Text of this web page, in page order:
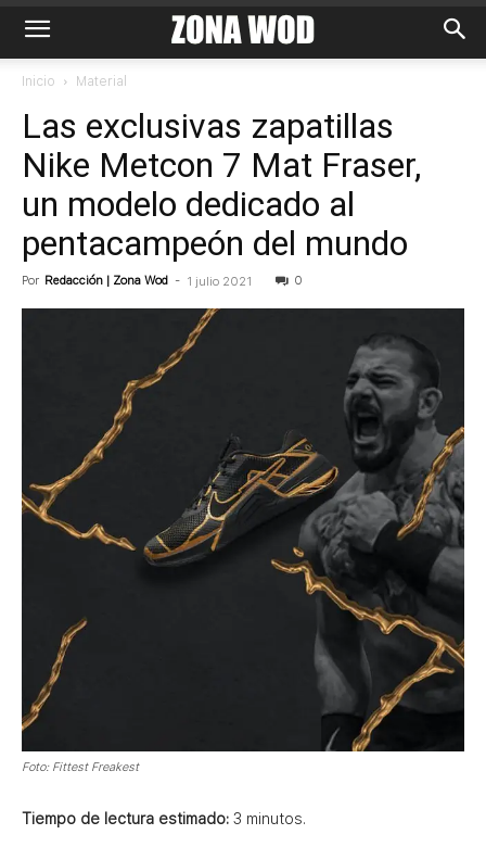
Inicio Material
Las exclusivas zapatillas
Nike Metcon 7 Mat Fraser,
un modelo dedicado al
pentacampeón del mundo
Por Redacción | Zona Wod - 1 julio 2021 0
Foto: Fittest Freakest
Tiempo de lectura estimado: 3 minutos.